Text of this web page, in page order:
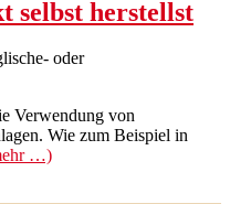
selbst herstellst
oder
Verwendung von
Wie zum Beispiel in
…)